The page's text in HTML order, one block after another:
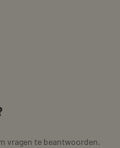
vragen te beantwoorden.